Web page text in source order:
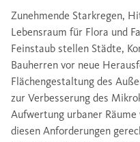
Zunehmende Starkregen,
Lebensraum für Flora und
Feinstaub stellen Städte,
Bauherren vor neue
Flächengestaltung des
zur Verbesserung des
Aufwertung urbaner
diesen Anforderungen